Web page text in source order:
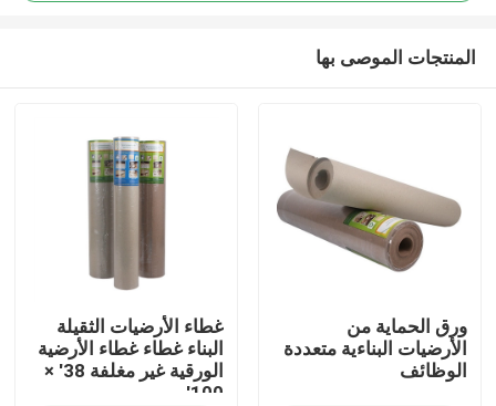
منزل
المنتجات الموصى بها
ورق الحماية من
الأرضيات البناءية متعددة
الوظائف
غطاء الأرضيات الثقيلة
البناء غطاء غطاء الأرضية
الورقية غير مغلفة 38' ×
100'